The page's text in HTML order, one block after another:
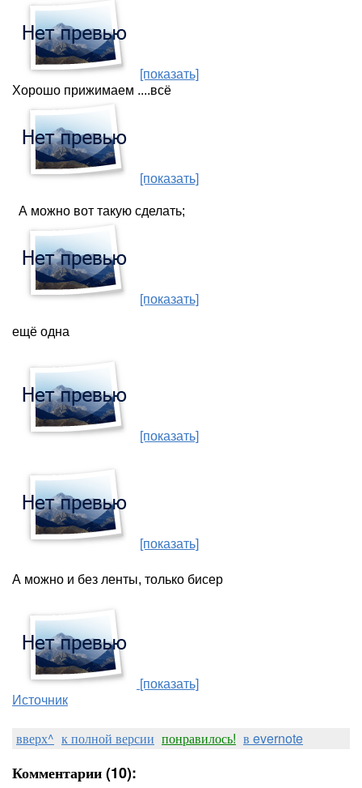
[показать]
Хорошо прижимаем ....всё
[показать]
А можно вот такую сделать;
[показать]
ещё одна
[показать]
[показать]
А можно и без ленты, только бисер
[показать]
Источник
вверх^ к полной версии понравилось! в evernote
Комментарии (10):